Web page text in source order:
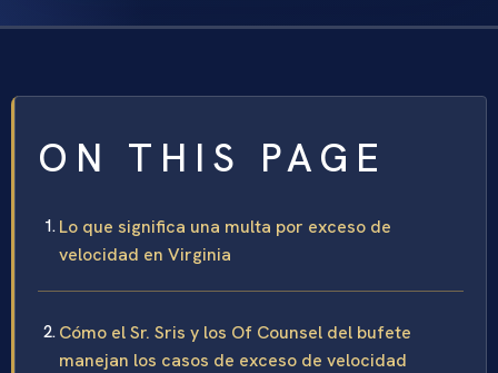
ON THIS PAGE
Lo que significa una multa por exceso de
velocidad en Virginia
Cómo el Sr. Sris y los Of Counsel del bufete
manejan los casos de exceso de velocidad